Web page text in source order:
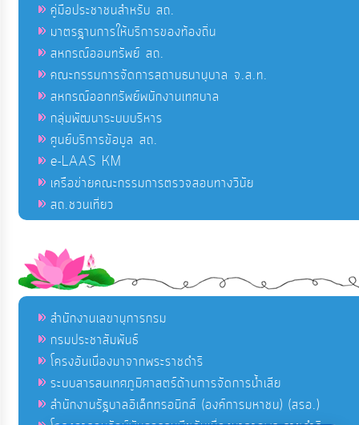
คู่มือประชาชนสำหรับ สถ.
มาตรฐานการให้บริการของท้องถิ่น
สหกรณ์ออมทรัพย์ สถ.
คณะกรรมการจัดการสถานธนานุบาล จ.ส.ท.
สหกรณ์ออกทรัพย์พนักงานเทศบาล
กลุ่มพัฒนาระบบบริหาร
ศูนย์บริการข้อมูล สถ.
e-LAAS KM
เครือข่ายคณะกรรมการตรวจสอบทางวินัย
สถ.ชวนเที่ยว
สำนักงานเลขานุการกรม
กรมประชาสัมพันธ์
โครงอันเนื่องมาจากพระราชดำริ
ระบบสารสนเทศภูมิศาสตร์ด้านการจัดการน้ำเสีย
สำนักงานรัฐบาลอิเล็กทรอนิกส์ (องค์การมหาชน) (สรอ.)